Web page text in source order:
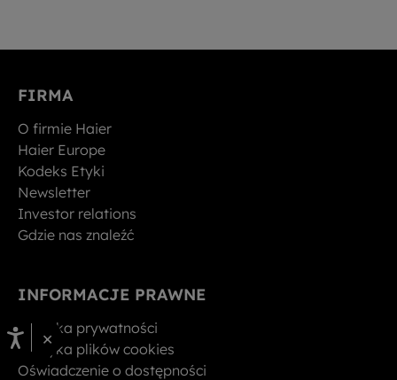
FIRMA
O firmie Haier
Haier Europe
Kodeks Etyki
Newsletter
Investor relations
Gdzie nas znaleźć
INFORMACJE PRAWNE
Polityka prywatności
Polityka plików cookies
Oświadczenie o dostępności
×